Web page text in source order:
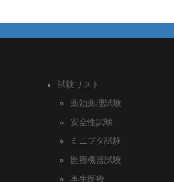
試験リスト
薬効薬理試験
安全性試験
ミニブタ試験
医療機器試験
再生医療